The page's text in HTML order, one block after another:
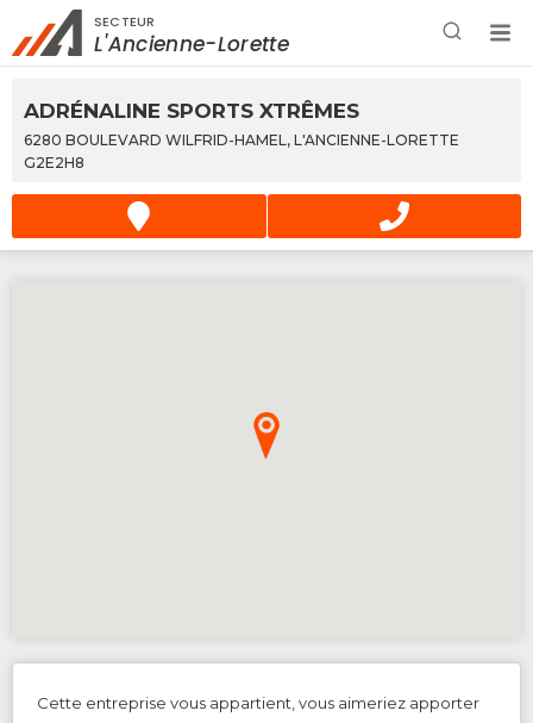
Rechercher à proximité - Entreprise / Rabais /
Services
SECTEUR
L'Ancienne-Lorette
ADRÉNALINE SPORTS XTRÊMES
6280 BOULEVARD WILFRID-HAMEL, L'ANCIENNE-LORETTE
G2E2H8
Cette entreprise vous appartient, vous aimeriez apporter